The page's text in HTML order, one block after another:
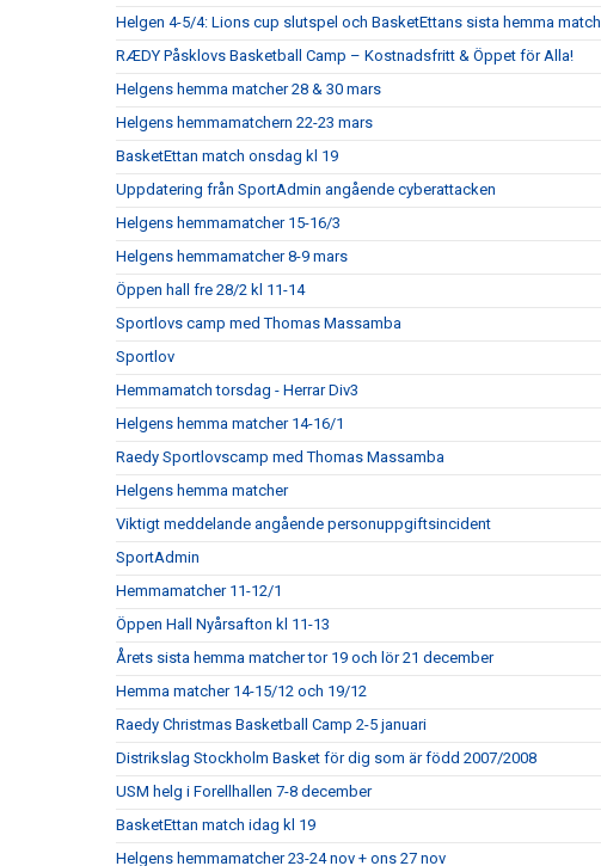
Helgen 4-5/4: Lions cup slutspel och BasketEttans sista hemma match
RÆDY Påsklovs Basketball Camp – Kostnadsfritt & Öppet för Alla!
Helgens hemma matcher 28 & 30 mars
Helgens hemmamatchern 22-23 mars
BasketEttan match onsdag kl 19
Uppdatering från SportAdmin angående cyberattacken
Helgens hemmamatcher 15-16/3
Helgens hemmamatcher 8-9 mars
Öppen hall fre 28/2 kl 11-14
Sportlovs camp med Thomas Massamba
Sportlov
Hemmamatch torsdag - Herrar Div3
Helgens hemma matcher 14-16/1
Raedy Sportlovscamp med Thomas Massamba
Helgens hemma matcher
Viktigt meddelande angående personuppgiftsincident
SportAdmin
Hemmamatcher 11-12/1
Öppen Hall Nyårsafton kl 11-13
Årets sista hemma matcher tor 19 och lör 21 december
Hemma matcher 14-15/12 och 19/12
Raedy Christmas Basketball Camp 2-5 januari
Distrikslag Stockholm Basket för dig som är född 2007/2008
USM helg i Forellhallen 7-8 december
BasketEttan match idag kl 19
Helgens hemmamatcher 23-24 nov + ons 27 nov